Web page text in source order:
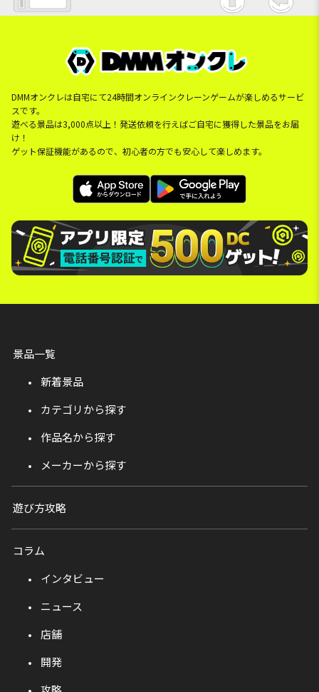
DMMオンクレは自宅にて24時間オンラインクレーンゲームが楽しめるサービ
スです。
遊べる景品は3,000点以上！発送依頼を行えばご自宅に獲得した景品をお届
け！
ゲット保証機能があるので、初心者の方でも安心して楽しめます。
景品一覧
新着景品
カテゴリから探す
作品名から探す
メーカーから探す
遊び方攻略
コラム
インタビュー
ニュース
店舗
開発